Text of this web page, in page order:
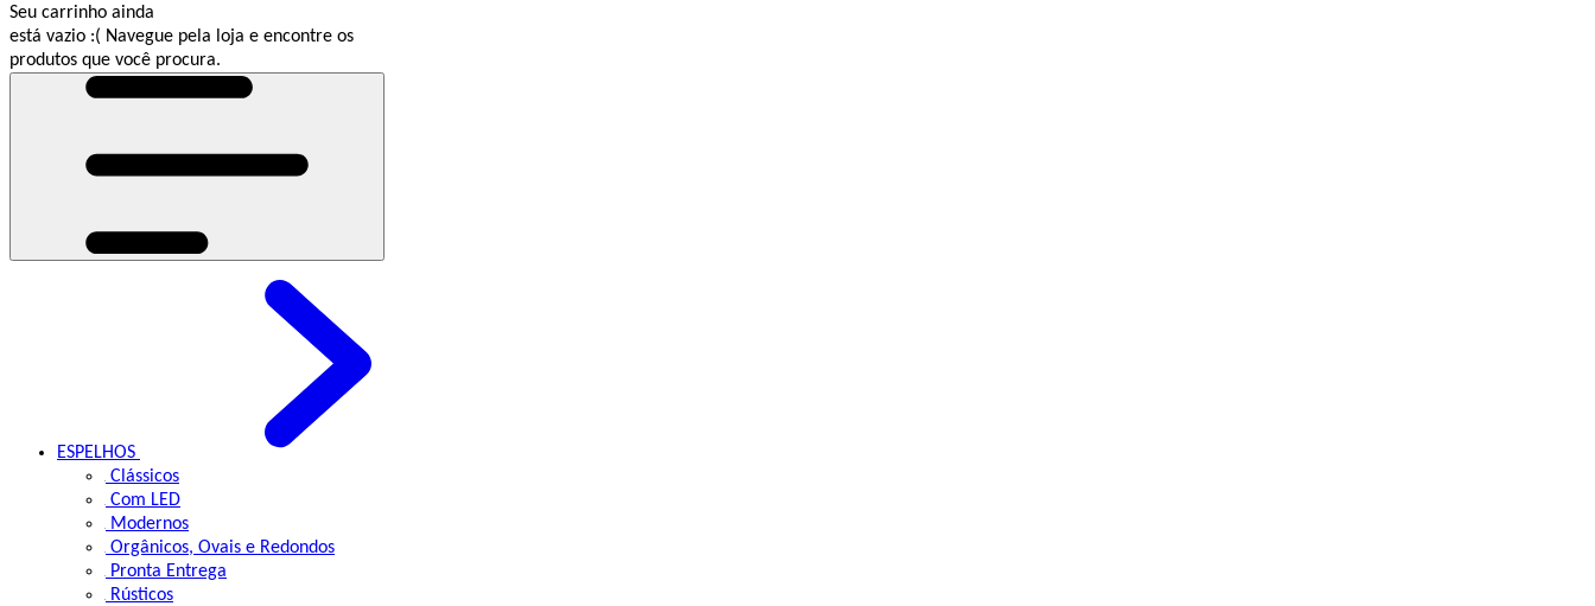
Seu carrinho ainda
está vazio :( Navegue pela loja e encontre os
produtos que você procura.
ESPELHOS
Clássicos
Com LED
Modernos
Orgânicos, Ovais e Redondos
Pronta Entrega
Rústicos